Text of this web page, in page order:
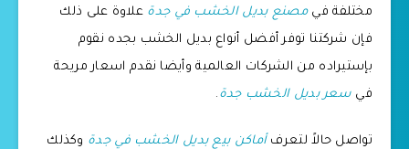
مختلفة فيمصنع بديل الخشب في جدة علاوة على ذلك
فإن شركتنا توفر أفضل أنواع بديل الخشب بجده نقوم
بإستيراده من الشركات العالمية وأيضا نقدم اسعار مريحة
في سعر بديل الخشب جدة .
تواصل حالاً لتعرفأماكن بيع بديل الخشب في جدة وكذلك